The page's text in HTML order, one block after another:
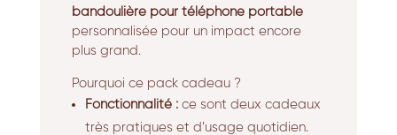
bandoulière pour téléphone portable
personnalisée pour un impact encore
plus grand.
Pourquoi ce pack cadeau ?
Fonctionnalité :ce sont deux cadeaux
très pratiques et d’usage quotidien.